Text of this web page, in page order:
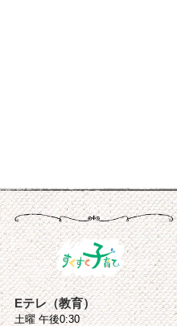
Eテレ（教育）
土曜 午後0:30